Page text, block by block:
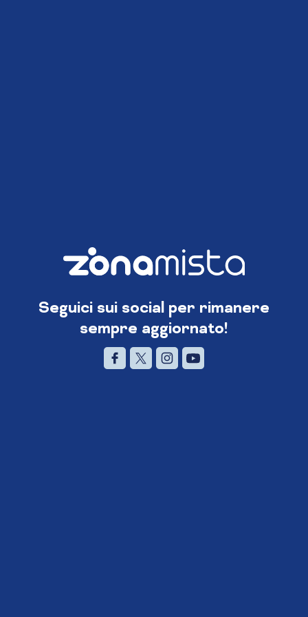
Seguici sui social per rimanere
sempre aggiornato!